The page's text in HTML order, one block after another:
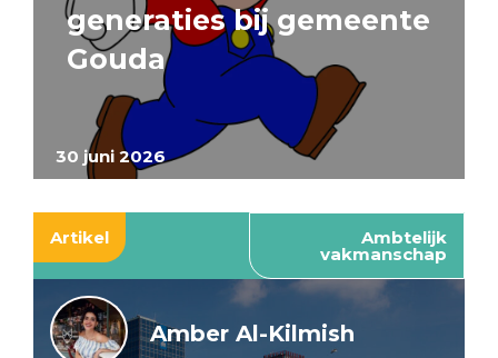
30 juni 2026
generaties bij gemeente
Gouda
Artikel Ambtelijk
vakmanschap
Amber Al-Kilmish